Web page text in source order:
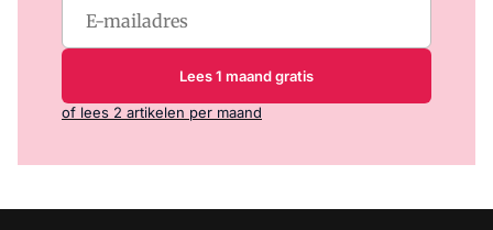
Lees 1 maand gratis
of lees 2 artikelen per maand